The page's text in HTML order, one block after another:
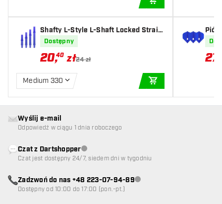
Shafty L-Style L-Shaft Locked Straig
ht Blue
Dostępny
20,40 zł24 zł
Medium 330
rd
27
Wyślij e-mail
Odpowiedź w ciągu 1 dnia roboczego
Czat z DartshopperObsługa klienta niedostępna
Czat jest dostępny 24/7, siedem dni w tygodniu
Zadzwoń do nas +48 223-07-94-89Obsługa klienta niedostępna
Dostępny od 10:00 do 17:00 (pon.-pt.)